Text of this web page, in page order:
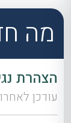
מה
הצהרת
עודכן לאחרונה: 01/07/